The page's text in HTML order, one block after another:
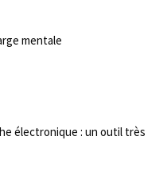
mentale
électronique : un outil très